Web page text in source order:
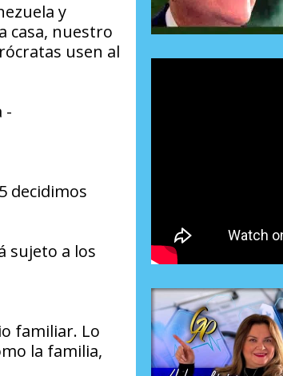
y
casa, nuestro
usen al
-
decidimos
sujeto a los
familiar. Lo
la familia,